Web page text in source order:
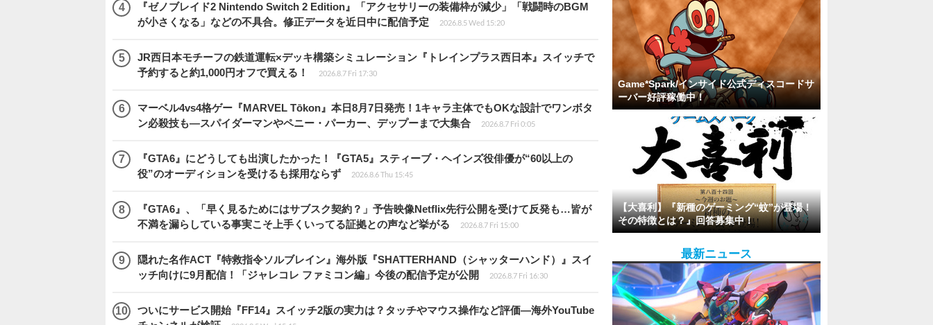
『ゼノブレイド2 Nintendo Switch 2 Edition』「アクセサリーの装備枠が減少」「戦闘時のBGM
が小さくなる」などの不具合。修正データを近日中に配信予定
2026.8.5 Wed 15:20
JR西日本モチーフの鉄道運転×デッキ構築シミュレーション『トレインプラス西日本』スイッチで
予約すると約1,000円オフで買える！
2026.8.7 Fri 17:30
マーベル4vs4格ゲー『MARVEL Tōkon』本日8月7日発売！1キャラ主体でもOKな設計でワンボタ
ン必殺技も―スパイダーマンやペニー・パーカー、デップーまで大集合
2026.8.7 Fri 0:05
『GTA6』にどうしても出演したかった！『GTA5』スティーブ・ヘインズ役俳優が“60以上の
役”のオーディションを受けるも採用ならず
2026.8.6 Thu 15:45
『GTA6』、「早く見るためにはサブスク契約？」予告映像Netflix先行公開を受けて反発も…皆が
不満を漏らしている事実こそ上手くいってる証拠との声など挙がる
2026.8.7 Fri 15:00
隠れた名作ACT『特救指令ソルブレイン』海外版『SHATTERHAND（シャッターハンド）』スイ
ッチ向けに9月配信！「ジャレコレ ファミコン編」今後の配信予定が公開
2026.8.7 Fri 16:30
ついにサービス開始『FF14』スイッチ2版の実力は？タッチやマウス操作など評価―海外YouTube
Game*Spark/インサイド公式ディスコードサ
ーバー好評稼働中！
【大喜利】『新種のゲーミング“蚊”が登場！
その特徴とは？』回答募集中！
最新ニュース